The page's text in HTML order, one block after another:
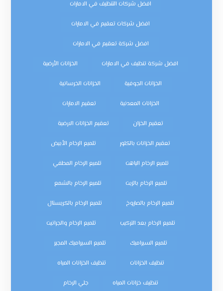
افضل شركات التنظيف في الامارات
افضل شركات تعقيم في الامارات
افضل شركة تعقيم في الامارات
افضل شركة تنظيف في الامارات الخزانات الأرضية
الخزانات الجوفية الخزانات الخرسانية
الخزانات المعدنية تعقيم الامارات
تعقيم الخزان تعقيم الخزانات الارضية
تعقيم الخزانات بالكلور تلميع الرخام الأبيض
تلميع الرخام الباهت تلميع الرخام المطفي
تلميع الرخام بالزيت تلميع الرخام بالشمع
تلميع الرخام بالصاروخ تلميع الرخام بالكريستال
تلميع الرخام بعد التركيب تلميع الرخام والجرانيت
تلميع السيراميك تلميع السيراميك المجير
تنظيف الخزانات تنظيف الخزانات المياه
تنظيف خزانات المياه جلي الرخام